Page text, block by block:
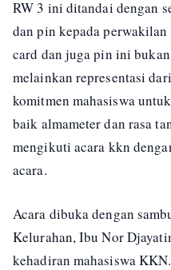
RW 3 ini ditandai dengan
dan pin kepada perwakilan
card dan juga pin ini
melainkan representasi
komitmen mahasiswa
baik almameter dan rasa
mengikuti acara kkn
acara.
Acara dibuka dengan
Kelurahan, Ibu Nor
kehadiran mahasiswa